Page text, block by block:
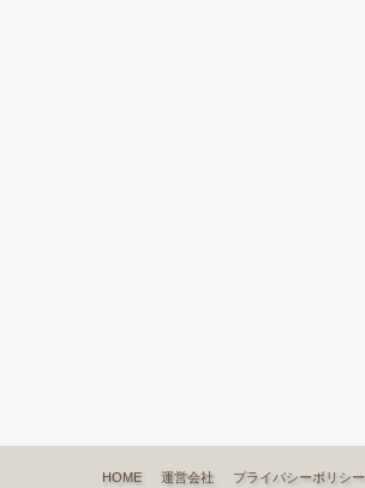
HOME 運営会社 プライバシーポリシー